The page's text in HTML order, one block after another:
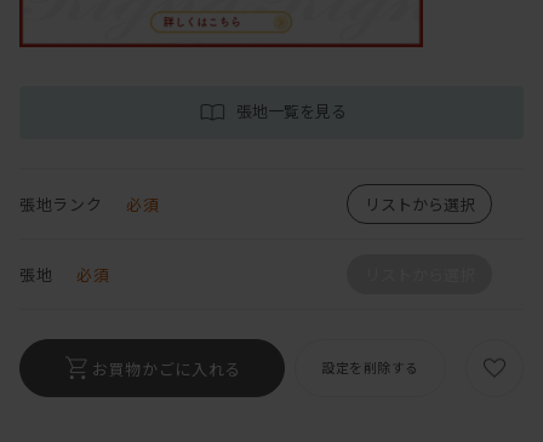
張地一覧を見る
張地ランク 必須 リストから選択
張地 必須
お買物かごに入れる 設定を削除する